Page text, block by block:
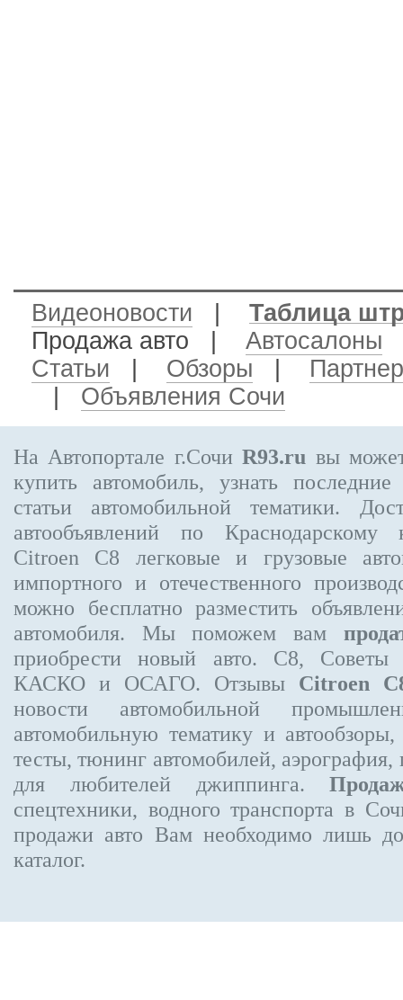
Видеоновости
Таблица
Продажа авто
Автосалоны
Статьи
Обзоры
Объявления Сочи
На Автопортале г.СочиR93.ru вы
купить автомобиль, узнать
статьи автомобильной тематики.
автообъявлений по
Citroen C8 легковые и грузовые
импортного и отечественного
можно бесплатно разместить
автомобиля. Мы поможем вам
приобрести новый авто. C8, Советы
КАСКО и ОСАГО. Отзывы Citroen
новости автомобильной
автомобильную тематику и
тесты, тюнинг автомобилей,
для любителей джиппинга.
спецтехники, водного транспорта в
продажи авто Вам необходимо лишь
каталог.